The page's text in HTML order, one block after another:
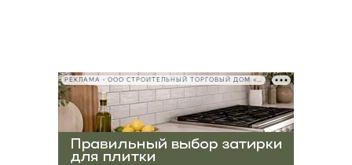
РЕКЛАМА • ООО СТРОИТЕЛЬНЫЙ ТОРГОВЫЙ ДОМ «ПЕТРОВИЧ», ИНН 7802348846